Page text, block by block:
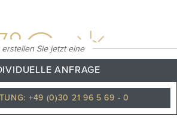
erstellen Sie jetzt eine
ANFRAGE
+49 (0)30 21 96 5 69 - 0
°C
Stark bewölkt